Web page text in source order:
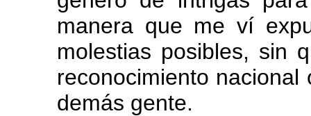
manera que me ví
molestias posibles, sin
reconocimiento
demás gente.